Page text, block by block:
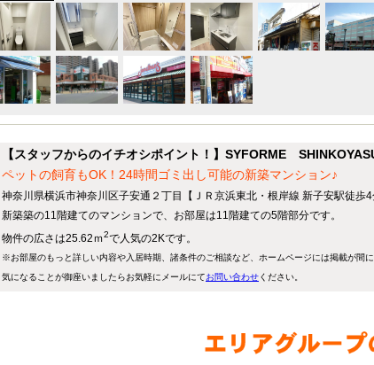
【スタッフからのイチオシポイント！】SYFORME
ペットの飼育もOK！24時間ゴミ出し可能の新築マンション♪
神奈川県横浜市神奈川区子安通２丁目【ＪＲ京浜東北・根岸線 新子安駅徒歩
新築築の11階建てのマンションで、お部屋は11階建ての5階部分です。
物件の広さは25.62ｍ2で人気の2Kです。
※お部屋のもっと詳しい内容や入居時期、諸条件のご相談など、ホームページには掲載が間
気になることが御座いましたらお気軽にメールにてお問い合わせください。